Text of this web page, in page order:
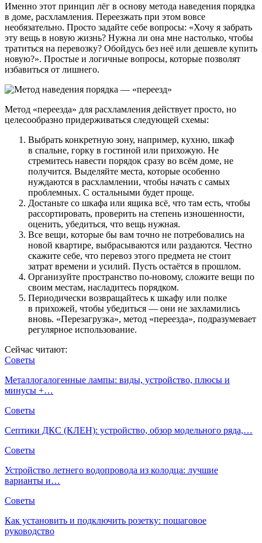
Именно этот принцип лёг в основу метода наведения порядка
в доме, расхламления. Переезжать при этом вовсе
необязательно. Просто задайте себе вопросы: «Хочу я забрать
эту вещь в новую жизнь? Нужна ли она мне настолько, чтобы
тратиться на перевозку? Обойдусь без неё или дешевле купить
новую?». Простые и логичные вопросы, которые позволят
избавиться от лишнего.
Метод «переезда» для расхламления действует просто, но
целесообразно придерживаться следующей схемы:
Выбрать конкретную зону, например, кухню, шкаф
в спальне, горку в гостиной или прихожую. Не
стремитесь навести порядок сразу во всём доме, не
получится. Выделяйте места, которые особенно
нуждаются в расхламлении, чтобы начать с самых
проблемных. С остальными будет проще.
Достаньте со шкафа или ящика всё, что там есть, чтобы
рассортировать, проверить на степень изношенности,
оценить, убедиться, что вещь нужная.
Все вещи, которые бы вам точно не потребовались на
новой квартире, выбрасываются или раздаются. Честно
скажите себе, что перевоз этого предмета не стоит
затрат времени и усилий. Пусть остаётся в прошлом.
Организуйте пространство по-новому, сложите вещи по
своим местам, насладитесь порядком.
Периодически возвращайтесь к шкафу или полке
в прихожей, чтобы убедиться — они не захламились
вновь. «Перезагрузка», метод «переезда», подразумевает
регулярное использование.
Сейчас читают:
Советы
Металлогалогенные лампы: виды, устройство, плюсы и
минусы +…
Советы
Септики ДКС (КЛЕН): устройство, обзор модельного ряда,…
Советы
Устройство летнего водопровода из колодца: лучшие
варианты и…
Советы
Как установить и подключить розетку: пошаговое
руководство